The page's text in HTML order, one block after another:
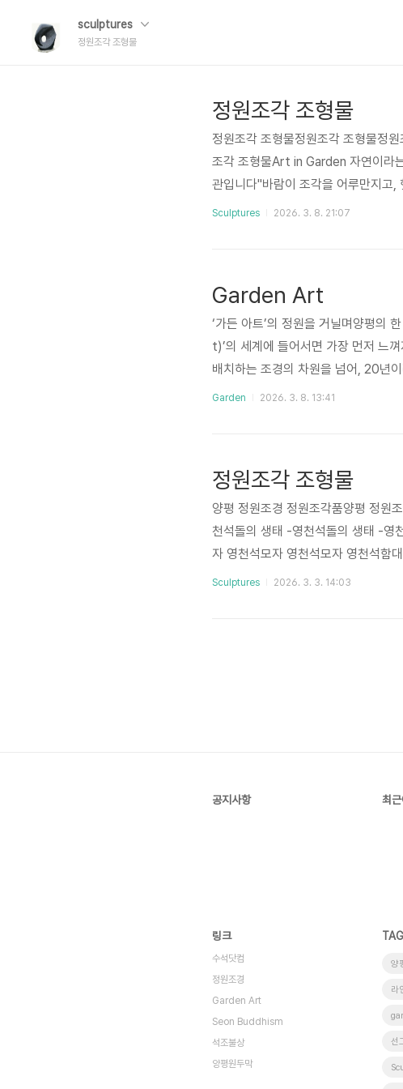
sculptures
정원조각 조형물
정원조각 조형물
정원조각 조형물정원조각 조형물정
조각 조형물Art in Garden 자연이라
관입니다"바람이 조각을 어루만지고,
을 놓는 행위를 넘어섭니다. 그것은
Sculptures 2026. 3. 8. 21:07
Garden Art
‘가든 아트’의 정원을 거닐며양평의
t)’의 세계에 들어서면 가장 먼저 느
배치하는 조경의 차원을 넘어, 20년
땀방울이 서린 공간이다.가든 아트가
Garden 2026. 3. 8. 13:41
정원조각 조형물
양평 정원조경 정원조각품양평 정원
천석돌의 생태 -영천석돌의 생태 -
자 영천석모자 영천석모자 영천석
x15x51오석 58x16x70두상 영천
Sculptures 2026. 3. 3. 14:03
공지사항 최
링크
수석닷컴
정원조경
Garden Art
Seon Buddhism
석조불상
양평원두막
TAG
양
라
선